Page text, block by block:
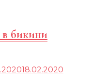
бикини
18.02.2020